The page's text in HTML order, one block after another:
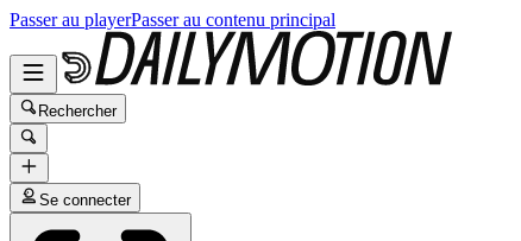
Passer au playerPasser au contenu principal
Rechercher
Se connecter